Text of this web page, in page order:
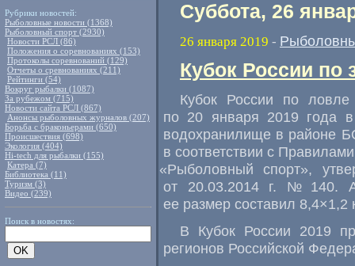
Рубрики новостей:
Рыболовные новости (1368)
Рыболовный спорт (2930)
Новости РСЛ (86)
Положения о соревнованиях (153)
Протоколы соревнований (129)
Отчеты о сревнованиях (211)
Рейтинги (54)
Вокруг рыбалки (1087)
За рубежом (715)
Новости сайта РСЛ (867)
Анонсы рыболовных журналов (207)
Борьба с браконьерами (650)
Происшествия (698)
Экология (404)
Hi-tech для рыбалки (155)
Катера (7)
Библиотека (11)
Туризм (3)
Видео (239)
Поиск в новостях:
Суббота, 26
26 января 2019 -
Кубок России по
Кубок России по
по 20 января 2019 года в
водохранилище в районе
в соответствии с
«Рыболовный спорт»,
от 20.03.2014 г. № 140.
ее размер составил 8,4×1,2
В Кубок России 2019
регионов Российской